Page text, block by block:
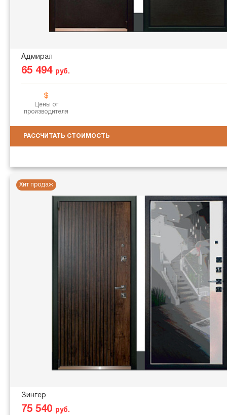
Адмирал
65 494 руб.
Цены от
производителя
РАССЧИТАТЬ СТОИМОСТЬ
Хит продаж
Зингер
75 540 руб.